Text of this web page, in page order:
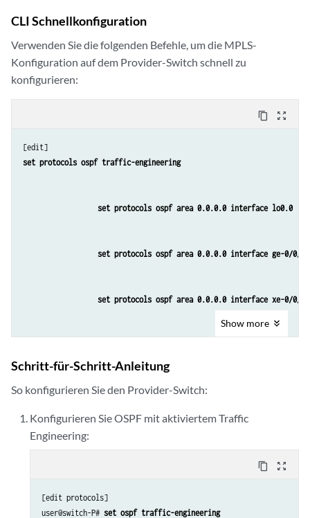
        interface lo0.0;
        interface ge-0/0/1.0;
    }
    mpls {
        label-switched-path lsp_to_pe2_xe1 {
    }
    ospf {
            interface lo0.0;
            interface ge-0/0/0.0;
    }
CLI Schnellkonfiguration
Verwenden Sie die folgenden Befehle, um die MPLS-
Konfiguration auf dem Provider-Switch schnell zu
konfigurieren:
content_copy zoom_out_map
set protocols ospf traffic-engineering
set protocols ospf area 0.0.0.0 interface lo0.0
set protocols ospf area 0.0.0.0 interface ge-0/0/
set protocols ospf area 0.0.0.0 interface xe-0/0/
set protocols mpls interface xe-0/0/0.0
set protocols rsvp interface lo0.0
Show more
Schritt-für-Schritt-Anleitung
So konfigurieren Sie den Provider-Switch:
Konfigurieren Sie OSPF mit aktiviertem Traffic
Engineering:
content_copy zoom_out_map
[edit protocols]
user@switch-P# set ospf traffic-engineering